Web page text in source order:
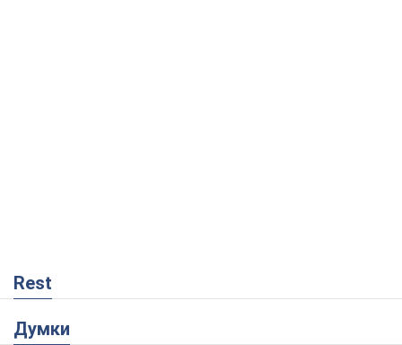
Rest
Думки